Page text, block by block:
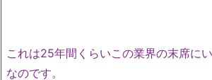
これは25年間くらいこの業界の末席に
なのです。